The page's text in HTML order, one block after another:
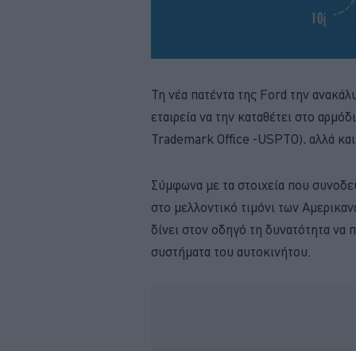
Τη νέα πατέντα της Ford την
εταιρεία να την καταθέτει στο
Trademark Office -USPTO), αλλά και
Σύμφωνα με τα στοιχεία που
στο μελλοντικό τιμόνι των
δίνει στον οδηγό τη δυνατότητα να
συστήματα του αυτοκινήτου.